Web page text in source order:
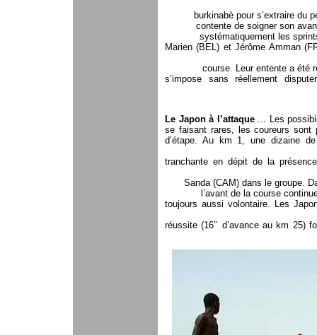
burkinabè pour s’extraire du
contente de soigner son
systématiquement les
Marien (BEL) et Jérôme Amman
course. Leur entente a été
s’impose sans réellement
Le Japon à l’attaque... Les
se faisant rares, les coureurs sont
d’étape. Au km 1, une dizaine
tranchante en dépit de la
Sanda (CAM) dans le groupe.
l’avant de la course
toujours aussi volontaire. Les
réussite (16’’ d’avance au km 25)